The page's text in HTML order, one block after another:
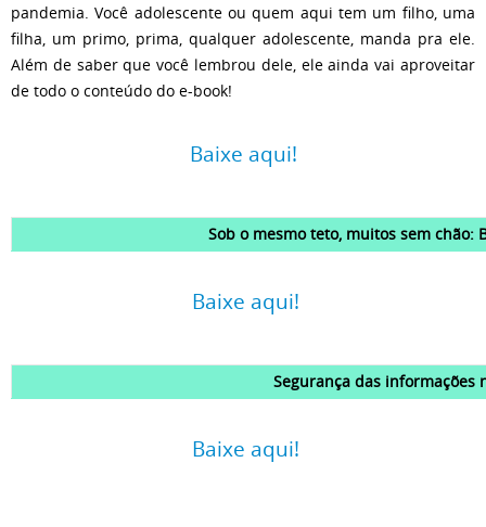
pandemia. Você adolescente ou quem aqui tem um filho, uma
filha, um primo, prima, qualquer adolescente, manda pra ele.
Além de saber que você lembrou dele, ele ainda vai aproveitar
de todo o conteúdo do e-book!
Baixe aqui!
Sob o mesmo teto, muitos sem
Baixe aqui!
Segurança das informações
Baixe aqui!